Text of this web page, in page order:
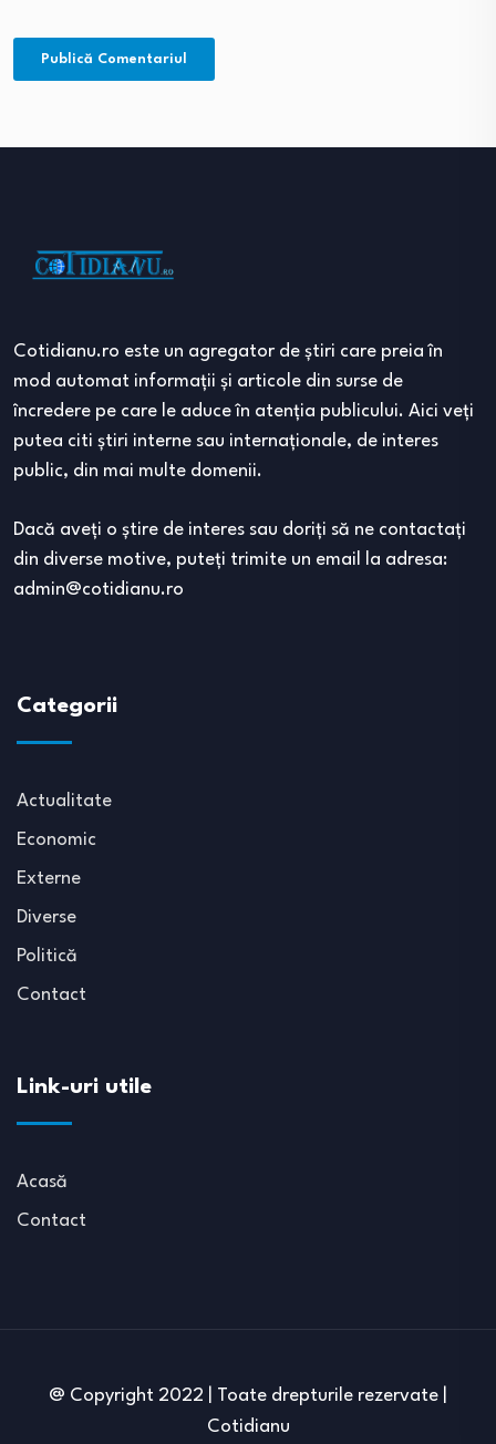
Cotidianu.ro este un agregator de ştiri care preia în
mod automat informaţii şi articole din surse de
încredere pe care le aduce în atenţia publicului. Aici veţi
putea citi ştiri interne sau internaţionale, de interes
public, din mai multe domenii.
Dacă aveţi o ştire de interes sau doriţi să ne contactaţi
din diverse motive, puteţi trimite un email la adresa:
admin@cotidianu.ro
Categorii
Actualitate
Economic
Externe
Diverse
Politică
Contact
Link-uri utile
Acasă
Contact
@ Copyright 2022 | Toate drepturile rezervate |
Cotidianu